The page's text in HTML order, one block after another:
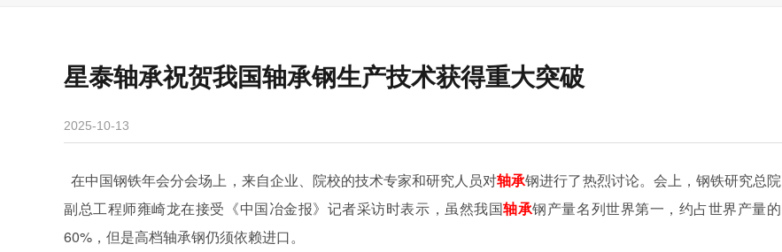
星泰轴承祝贺我国轴承钢生产技术获得重大突破
2025-10-13
在中国钢铁年会分会场上，来自企业、院校的技术专家和研究人员对轴承钢进行了热烈讨论。会上，钢铁研究总院
副总工程师雍崎龙在接受《中国冶金报》记者采访时表示，虽然我国轴承钢产量名列世界第一，约占世界产量的
60% ，但是高档轴承钢仍须依赖进口。